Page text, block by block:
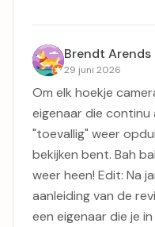
Brendt Arends
29 juni 2026
Om elk hoekje
eigenaar die
"toevallig" weer
bekijken bent. Bah
weer heen! Edit: Na
aanleiding van de
een eigenaar die je